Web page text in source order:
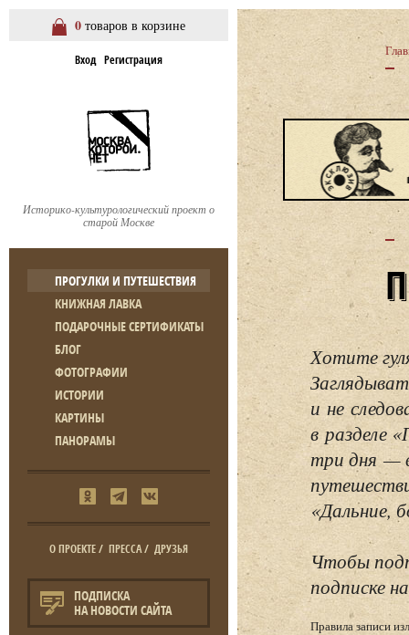
0 товаров в корзине
Вход Регистрация
Историко-культурологический проект о
старой Москве
ПРОГУЛКИ И ПУТЕШЕСТВИЯ
КНИЖНАЯ ЛАВКА
ПОДАРОЧНЫЕ СЕРТИФИКАТЫ
БЛОГ
ФОТОГРАФИИ
ИСТОРИИ
КАРТИНЫ
ПАНОРАМЫ
О ПРОЕКТЕ/ ПРЕССА/ ДРУЗЬЯ
ПОДПИСКА
НА НОВОСТИ САЙТА
Хотите
и не
в разделе
три дня —
«Дальние,
Чтобы
подписке
Правила записи